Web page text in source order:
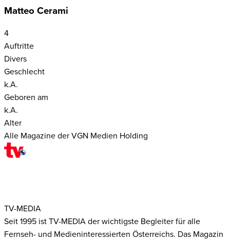
Matteo Cerami
4
Auftritte
Divers
Geschlecht
k.A.
Geboren am
k.A.
Alter
Alle Magazine der VGN Medien Holding
TV-MEDIA
Seit 1995 ist TV-MEDIA der wichtigste Begleiter für alle
Fernseh- und Medieninteressierten Österreichs. Das Magazin